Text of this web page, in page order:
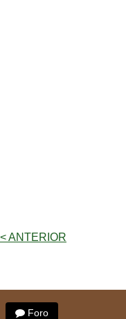
< ANTERIOR
Foro